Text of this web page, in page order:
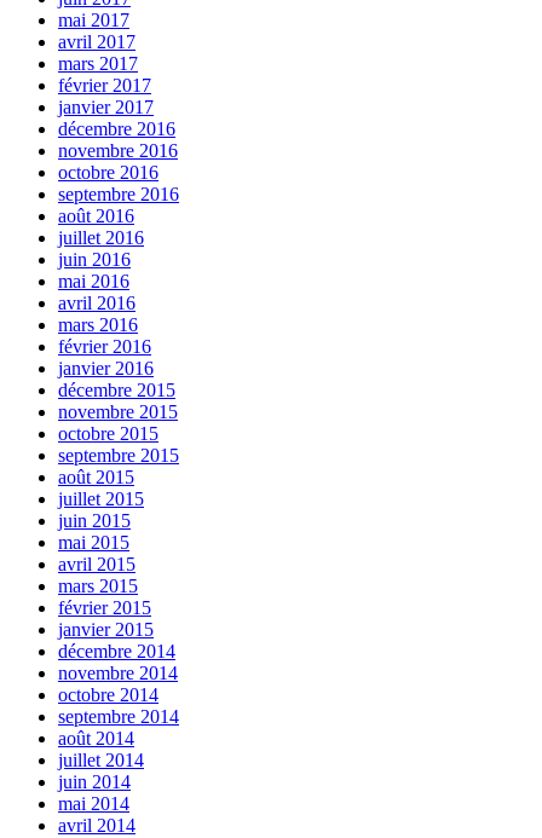
mai 2017
avril 2017
mars 2017
février 2017
janvier 2017
décembre 2016
novembre 2016
octobre 2016
septembre 2016
août 2016
juillet 2016
juin 2016
mai 2016
avril 2016
mars 2016
février 2016
janvier 2016
décembre 2015
novembre 2015
octobre 2015
septembre 2015
août 2015
juillet 2015
juin 2015
mai 2015
avril 2015
mars 2015
février 2015
janvier 2015
décembre 2014
novembre 2014
octobre 2014
septembre 2014
août 2014
juillet 2014
juin 2014
mai 2014
avril 2014